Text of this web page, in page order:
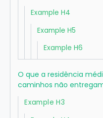
Example H4
Example H5
Example H6
O que a residência
caminhos não
Example H3